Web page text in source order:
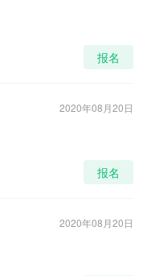
报名
2020年08月20日
报名
2020年08月20日